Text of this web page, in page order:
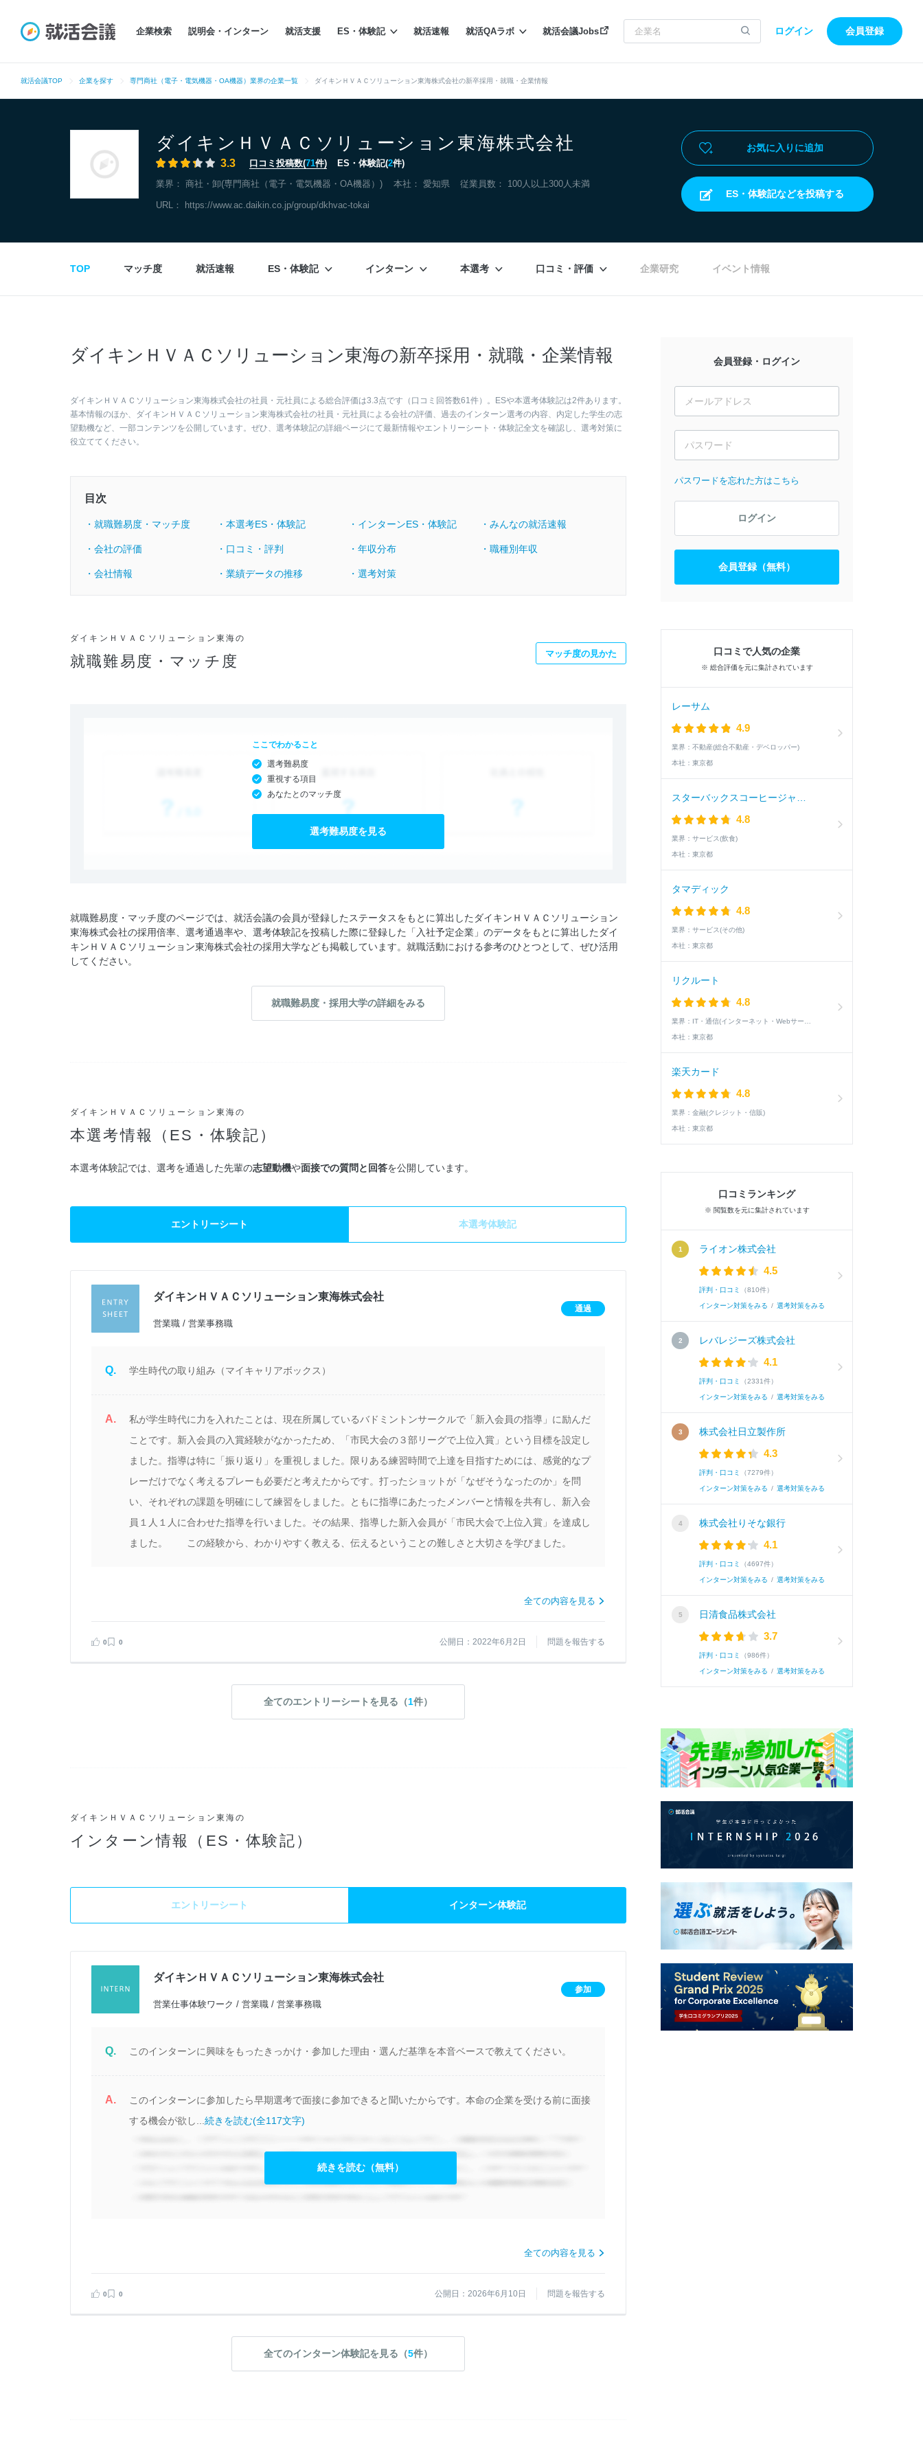
企業検索 説明会・インターン 就活支援 ES・体験記 就活速報 就活QAラボ 就活会議Jobs ログイン 会員登録
就活会議TOP 企業を探す 専門商社（電子・電気機器・OA機器）業界の企業一覧 ダイキンＨＶＡＣソリューション東海株式会社の新卒採用・就職・企業情報
ダイキンＨＶＡＣソリューション東海株式会社
3.3 口コミ投稿数(71件) ES・体験記(2件)
業界： 商社・卸(専門商社（電子・電気機器・OA機器）) 本社： 愛知県 従業員数： 100人以上300人未満
URL： https://www.ac.daikin.co.jp/group/dkhvac-tokai
お気に入りに追加
ES・体験記などを投稿する
TOP マッチ度 就活速報 ES・体験記 インターン 本選考 口コミ・評価 企業研究 イベント情報
ダイキンＨＶＡＣソリューション東海の新卒採用・就職・企業情報
ダイキンＨＶＡＣソリューション東海株式会社の社員・元社員による総合評価は3.3点です（口コミ回答数61件）。ESや本選考体験記は2件あります。
基本情報のほか、ダイキンＨＶＡＣソリューション東海株式会社の社員・元社員による会社の評価、過去のインターン選考の内容、内定した学生の志
望動機など、一部コンテンツを公開しています。ぜひ、選考体験記の詳細ページにて最新情報やエントリーシート・体験記全文を確認し、選考対策に
役立ててください。
目次
・就職難易度・マッチ度 ・本選考ES・体験記 ・インターンES・体験記 ・みんなの就活速報
・会社の評価 ・口コミ・評判 ・年収分布 ・職種別年収
・会社情報 ・業績データの推移 ・選考対策
ダイキンＨＶＡＣソリューション東海の
就職難易度・マッチ度 マッチ度の見かた
ここでわかること
選考難易度
重視する項目
あなたとのマッチ度
選考難易度を見る
就職難易度・マッチ度のページでは、就活会議の会員が登録したステータスをもとに算出したダイキンＨＶＡＣソリューション
東海株式会社の採用倍率、選考通過率や、選考体験記を投稿した際に登録した「入社予定企業」のデータをもとに算出したダイ
キンＨＶＡＣソリューション東海株式会社の採用大学なども掲載しています。就職活動における参考のひとつとして、ぜひ活用
してください。
就職難易度・採用大学の詳細をみる
ダイキンＨＶＡＣソリューション東海の
本選考情報（ES・体験記）
本選考体験記では、選考を通過した先輩の志望動機や面接での質問と回答を公開しています。
エントリーシート 本選考体験記
ダイキンＨＶＡＣソリューション東海株式会社
営業職 / 営業事務職
通過
Q. 学生時代の取り組み（マイキャリアボックス）
A.
私が学生時代に力を入れたことは、現在所属しているバドミントンサークルで「新入会員の指導」に励んだ
ことです。新入会員の入賞経験がなかったため、「市民大会の３部リーグで上位入賞」という目標を設定し
ました。指導は特に「振り返り」を重視しました。限りある練習時間で上達を目指すためには、感覚的なプ
レーだけでなく考えるプレーも必要だと考えたからです。打ったショットが「なぜそうなったのか」を問
い、それぞれの課題を明確にして練習をしました。ともに指導にあたったメンバーと情報を共有し、新入会
員１人１人に合わせた指導を行いました。その結果、指導した新入会員が「市民大会で上位入賞」を達成し
ました。 この経験から、わかりやすく教える、伝えるということの難しさと大切さを学びました。
全ての内容を見る
0 0 公開日：2022年6月2日 問題を報告する
全てのエントリーシートを見る（1件）
ダイキンＨＶＡＣソリューション東海の
インターン情報（ES・体験記）
エントリーシート インターン体験記
ダイキンＨＶＡＣソリューション東海株式会社
営業仕事体験ワーク / 営業職 / 営業事務職
参加
Q. このインターンに興味をもったきっかけ・参加した理由・選んだ基準を本音ベースで教えてください。
A.
このインターンに参加したら早期選考で面接に参加できると聞いたからです。本命の企業を受ける前に面接
する機会が欲し... 続きを読む(全117文字)
続きを読む（無料）
全ての内容を見る
0 0 公開日：2026年6月10日 問題を報告する
全てのインターン体験記を見る（5件）
会員登録・ログイン
パスワードを忘れた方はこちら
ログイン
会員登録（無料）
口コミで人気の企業
※ 総合評価を元に集計されています
レーサム
4.9
業界： 不動産(総合不動産・デベロッパー)
本社： 東京都
4.8
業界： サービス(飲食)
本社： 東京都
タマディック
4.8
業界： サービス(その他)
本社： 東京都
リクルート
4.8
業界：
本社： 東京都
楽天カード
4.8
業界： 金融(クレジット・信販)
本社： 東京都
口コミランキング
※ 閲覧数を元に集計されています
ライオン株式会社
4.5
評判・口コミ （810件）
インターン対策をみる / 選考対策をみる
レバレジーズ株式会社
4.1
評判・口コミ （2331件）
インターン対策をみる / 選考対策をみる
株式会社日立製作所
4.3
評判・口コミ （7279件）
インターン対策をみる / 選考対策をみる
株式会社りそな銀行
4.1
評判・口コミ （4697件）
インターン対策をみる / 選考対策をみる
日清食品株式会社
3.7
評判・口コミ （986件）
インターン対策をみる / 選考対策をみる